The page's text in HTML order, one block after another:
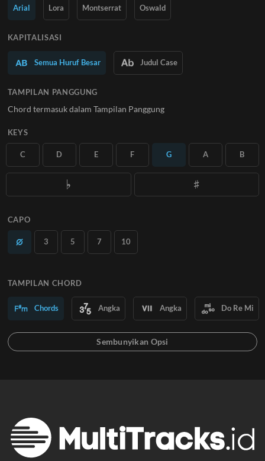
Pelajari Lebih Lanjut
Arial Lora Montserrat Oswald
KAPITALISASI
Semua Huruf Besar Judul Case
TAMPILAN PANGGUNG
Chord termasuk dalam Tampilan Panggung
KEYS
C D E F G A B
CAPO
3 5 7 10
TAMPILAN CHORD
Chords Angka Angka Do Re Mi